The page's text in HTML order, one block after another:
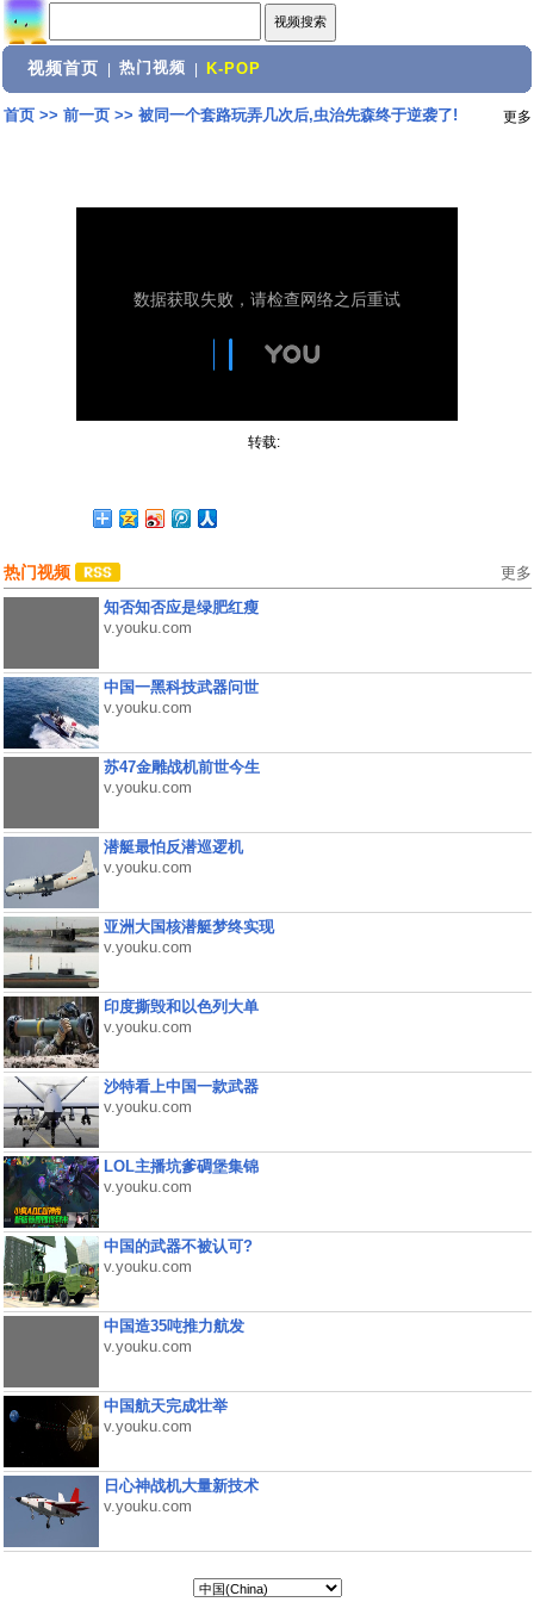
视频首页 热门视频 K-POP
首页>> 前一页>> 被同一个套路玩弄几次后,虫治先森终于逆袭了! 更多
转载:
热门视频 更多
知否知否应是绿肥红瘦
v.youku.com
中国一黑科技武器问世
v.youku.com
苏47金雕战机前世今生
v.youku.com
潜艇最怕反潜巡逻机
v.youku.com
亚洲大国核潜艇梦终实现
v.youku.com
印度撕毁和以色列大单
v.youku.com
沙特看上中国一款武器
v.youku.com
LOL主播坑爹碉堡集锦
v.youku.com
中国的武器不被认可?
v.youku.com
中国造35吨推力航发
v.youku.com
中国航天完成壮举
v.youku.com
日心神战机大量新技术
v.youku.com